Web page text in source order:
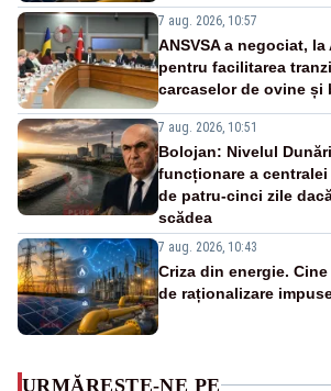
7 aug. 2026, 10:57
ANSVSA a negociat,
pentru facilitarea
carcaselor de ovine și
7 aug. 2026, 10:51
Bolojan: Nivelul
funcționare a centralei
de patru-cinci zile
scădea
7 aug. 2026, 10:43
Criza din energie.
de raționalizare
URMĂREȘTE-NE PE